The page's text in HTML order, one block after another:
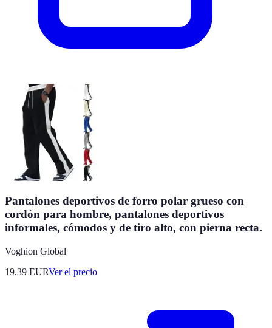
Pantalones deportivos de forro polar grueso con
cordón para hombre, pantalones deportivos
informales, cómodos y de tiro alto, con pierna recta.
Voghion Global
19.39 EURVer el precio